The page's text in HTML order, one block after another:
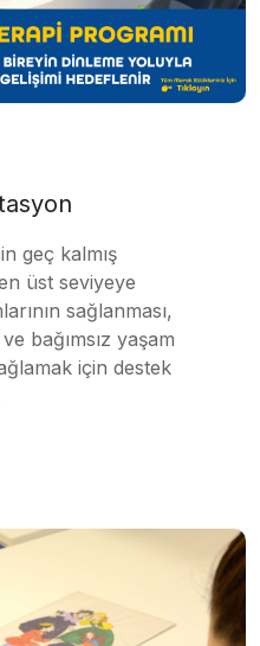
geç kalmış
üst seviyeye
sağlanması,
bağımsız yaşam
için destek